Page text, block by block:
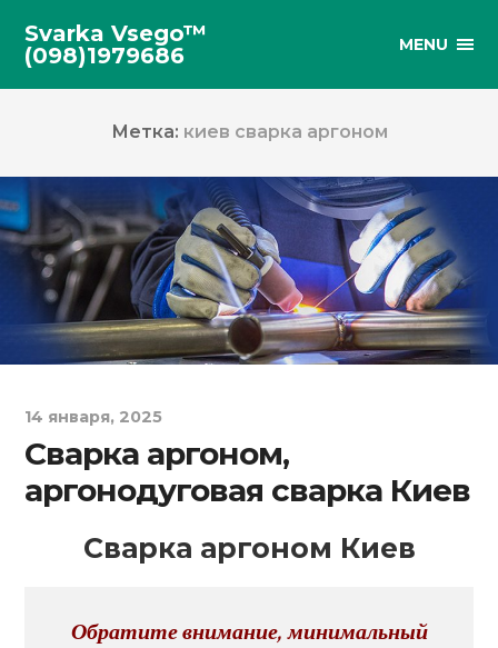
Svarka Vsego™
(098)1979686
MENU
Метка: киев сварка аргоном
14 января, 2025
Сварка аргоном,
аргонодуговая сварка Киев
Сварка аргоном Киев
Обратите внимание, минимальный